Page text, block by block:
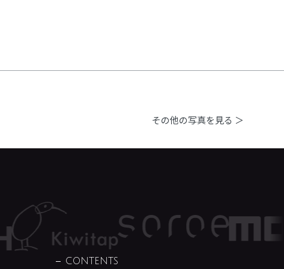
その他の写真を見る ＞
CONTENTS